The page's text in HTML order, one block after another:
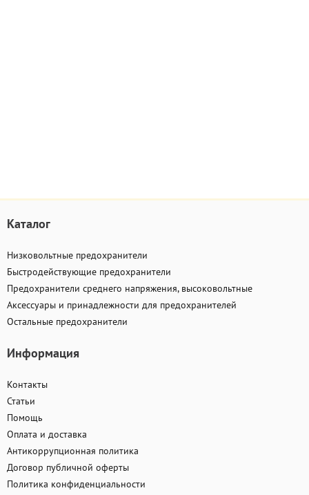
Каталог
Низковольтные предохранители
Быстродействующие предохранители
Предохранители среднего напряжения, высоковольтные
Аксессуары и принадлежности для предохранителей
Остальные предохранители
Информация
Контакты
Статьи
Помощь
Оплата и доставка
Антикоррупционная политика
Договор публичной оферты
Политика конфиденциальности